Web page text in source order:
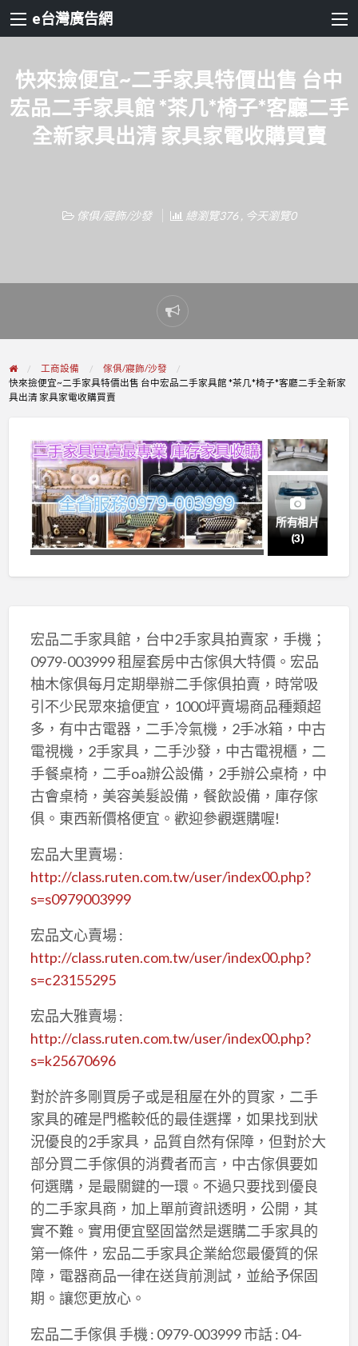
e台灣廣告網
快來撿便宜~二手家具特價出售 台中
宏品二手家具館 *茶几*椅子*客廳二手
全新家具出清 家具家電收購買賣
傢俱/寢飾/沙發 總瀏覽376 , 今天瀏覽0
Report
problem
工商設備
傢俱/寢飾/沙發
快來撿便宜~二手家具特價出售 台中宏品二手家具館 *茶几*椅子*客廳二手全新家
具出清 家具家電收購買賣
所有相片
(3)
宏品二手家具館，台中2手家具拍賣家，手機；
0979-003999 租屋套房中古傢俱大特價。宏品
柚木傢俱每月定期舉辦二手傢俱拍賣，時常吸
引不少民眾來搶便宜，1000坪賣場商品種類超
多，有中古電器，二手冷氣機，2手冰箱，中古
電視機，2手家具，二手沙發，中古電視櫃，二
手餐桌椅，二手oa辦公設備，2手辦公桌椅，中
古會桌椅，美容美髮設備，餐飲設備，庫存傢
俱。東西新價格便宜。歡迎參觀選購喔!
宏品大里賣場 :
http://class.ruten.com.tw/user/index00.php?
s=s0979003999
宏品文心賣場 :
http://class.ruten.com.tw/user/index00.php?
s=c23155295
宏品大雅賣場 :
http://class.ruten.com.tw/user/index00.php?
s=k25670696
對於許多剛買房子或是租屋在外的買家，二手
家具的確是門檻較低的最佳選擇，如果找到狀
況優良的2手家具，品質自然有保障，但對於大
部分買二手傢俱的消費者而言，中古傢俱要如
何選購，是最關鍵的一環。不過只要找到優良
的二手家具商，加上單前資訊透明，公開，其
實不難。實用便宜堅固當然是選購二手家具的
第一條件，宏品二手家具企業給您最優質的保
障，電器商品一律在送貨前測試，並給予保固
期。讓您更放心。
宏品二手傢俱 手機 : 0979-003999 市話 : 04-